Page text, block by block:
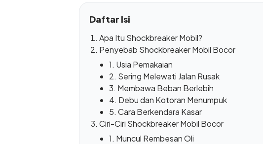
Daftar Isi
Apa Itu Shockbreaker Mobil?
Penyebab Shockbreaker Mobil Bocor
1. Usia Pemakaian
2. Sering Melewati Jalan Rusak
3. Membawa Beban Berlebih
4. Debu dan Kotoran Menumpuk
5. Cara Berkendara Kasar
Ciri-Ciri Shockbreaker Mobil Bocor
1. Muncul Rembesan Oli